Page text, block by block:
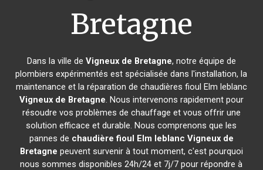
Bretagne
Dans la ville de Vigneux de Bretagne, notre équipe de
plombiers expérimentés est spécialisée dans l'installation, la
maintenance et la réparation de chaudières fioul Elm leblanc
Vigneux de Bretagne. Nous intervenons rapidement pour
résoudre vos problèmes de chauffage et vous offrir une
solution efficace et durable. Nous comprenons que les
pannes de chaudière fioul Elm leblanc Vigneux de
Bretagne peuvent survenir à tout moment, c'est pourquoi
nous sommes disponibles 24h/24 et 7j/7 pour répondre à